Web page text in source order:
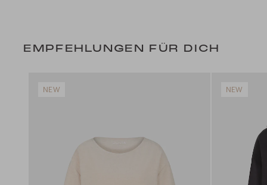
EMPFEHLUNGEN FÜR DICH
NEW NEW